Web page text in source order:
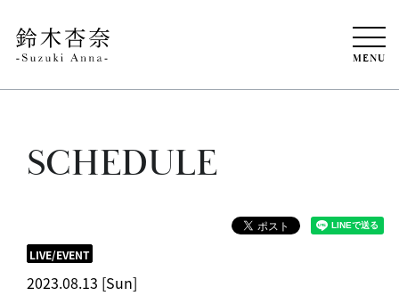
MENU
SCHEDULE
2023.08.13 [Sun]
LIVE/EVENT